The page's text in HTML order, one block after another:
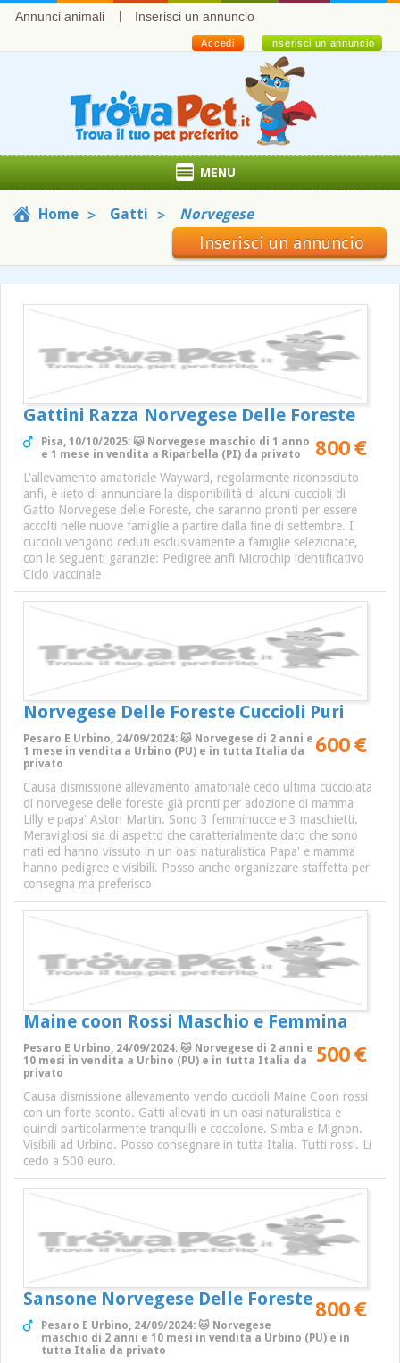
Annunci animali Inserisci un annuncio
Inserisci un annuncio
Accedi
MENU
Home Gatti Norvegese
Inserisci un annuncio
Gattini Razza Norvegese Delle Foreste
800 €
Pisa, 10/10/2025: 🐱 Norvegese maschio di 1 anno
e 1 mese in vendita a Riparbella (PI) da privato
L'allevamento amatoriale Wayward, regolarmente riconosciuto
anfi, è lieto di annunciare la disponibilità di alcuni cuccioli di
Gatto Norvegese delle Foreste, che saranno pronti per essere
accolti nelle nuove famiglie a partire dalla fine di settembre. I
cuccioli vengono ceduti esclusivamente a famiglie selezionate,
con le seguenti garanzie: Pedigree anfi Microchip identificativo
Ciclo vaccinale
Norvegese Delle Foreste Cuccioli Puri
600 €
Pesaro E Urbino, 24/09/2024: 🐱 Norvegese di 2 anni e
1 mese in vendita a Urbino (PU) e in tutta Italia da
privato
Causa dismissione allevamento amatoriale cedo ultima cucciolata
di norvegese delle foreste già pronti per adozione di mamma
Lilly e papa' Aston Martin. Sono 3 femminucce e 3 maschietti.
Meravigliosi sia di aspetto che caratterialmente dato che sono
nati ed hanno vissuto in un oasi naturalistica Papa' e mamma
hanno pedigree e visibili. Posso anche organizzare staffetta per
consegna ma preferisco
Maine coon Rossi Maschio e Femmina
500 €
Pesaro E Urbino, 24/09/2024: 🐱 Norvegese di 2 anni e
10 mesi in vendita a Urbino (PU) e in tutta Italia da
privato
Causa dismissione allevamento vendo cuccioli Maine Coon rossi
con un forte sconto. Gatti allevati in un oasi naturalistica e
quindi particolarmente tranquilli e coccolone. Simba e Mignon.
Visibili ad Urbino. Posso consegnare in tutta Italia. Tutti rossi. Li
cedo a 500 euro.
Sansone Norvegese Delle Foreste800 €
Pesaro E Urbino, 24/09/2024: 🐱 Norvegese
maschio di 2 anni e 10 mesi in vendita a Urbino (PU) e in
tutta Italia da privato